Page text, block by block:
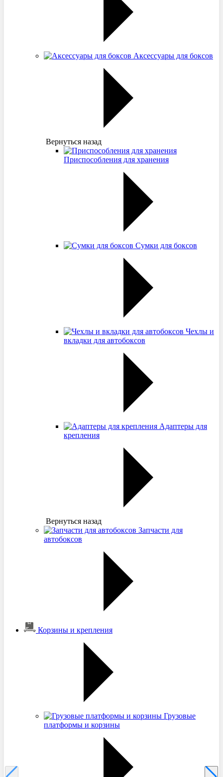
Аксессуары для боксов
Вернуться назад
Приспособления для хранения
Сумки для боксов
Чехлы и
вкладки для автобоксов
Адаптеры для
крепления
Вернуться назад
Запчасти для
автобоксов
Корзины и крепления
Грузовые
платформы и корзины